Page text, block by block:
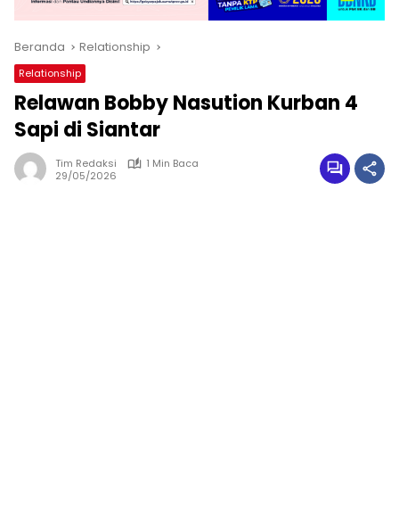
Beranda Relationship
Relationship
Relawan Bobby Nasution Kurban 4
Sapi di Siantar
Tim Redaksi
1 Min Baca
29/05/2026